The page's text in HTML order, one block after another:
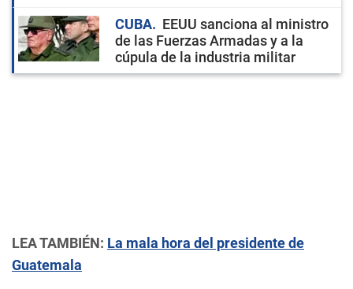
CUBA
EEUU sanciona al ministro
de las Fuerzas Armadas y a la
cúpula de la industria militar
LEA TAMBIÉN: La mala hora del presidente de
Guatemala